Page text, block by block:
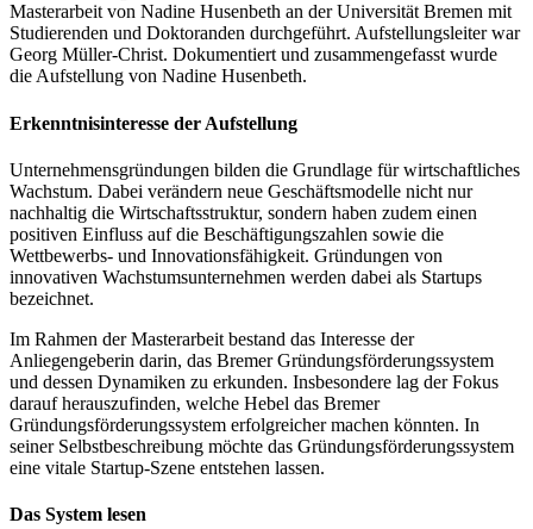
Masterarbeit von Nadine Husenbeth an der Universität Bremen mit
Studierenden und Doktoranden durchgeführt. Aufstellungsleiter war
Georg Müller-Christ. Dokumentiert und zusammengefasst wurde
die Aufstellung von Nadine Husenbeth.
Erkenntnisinteresse der Aufstellung
Unternehmensgründungen bilden die Grundlage für wirtschaftliches
Wachstum. Dabei verändern neue Geschäftsmodelle nicht nur
nachhaltig die Wirtschaftsstruktur, sondern haben zudem einen
positiven Einfluss auf die Beschäftigungszahlen sowie die
Wettbewerbs- und Innovationsfähigkeit. Gründungen von
innovativen Wachstumsunternehmen werden dabei als Startups
bezeichnet.
Im Rahmen der Masterarbeit bestand das Interesse der
Anliegengeberin darin, das Bremer Gründungsförderungssystem
und dessen Dynamiken zu erkunden. Insbesondere lag der Fokus
darauf herauszufinden, welche Hebel das Bremer
Gründungsförderungssystem erfolgreicher machen könnten. In
seiner Selbstbeschreibung möchte das Gründungsförderungssystem
eine vitale Startup-Szene entstehen lassen.
Das System lesen